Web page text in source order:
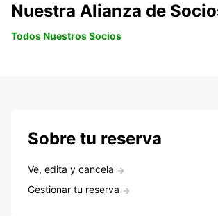
Nuestra Alianza de
Todos Nuestros Socios
Sobre tu reserva
Ve, edita y cancela
Gestionar tu reserva